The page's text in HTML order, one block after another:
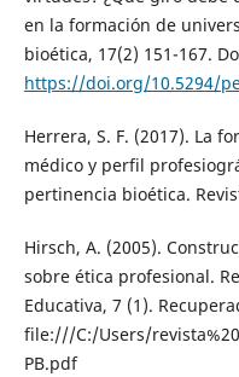
en la formación de
bioética, 17(2) 151-167.
https://doi.org/10.5294/
Herrera, S. F. (2017). La
médico y perfil
pertinencia bioética.
Hirsch, A. (2005).
sobre ética profesional.
Educativa, 7 (1).
file:///C:/Users/
PB.pdf